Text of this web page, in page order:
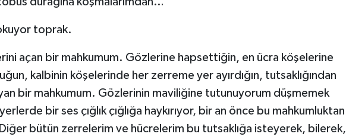
toprak.
açan bir mahkumum. Gözlerine hapsettiğin, en ücra köşelerine
kalbinin köşelerinde her zerreme yer ayırdığın, tutsaklığından
bir mahkumum. Gözlerinin maviliğine tutunuyorum düşmemek
bir ses çığlık çığlığa haykırıyor, bir an önce bu mahkumluktan
bütün zerrelerim ve hücrelerim bu tutsaklığa isteyerek, bilerek,